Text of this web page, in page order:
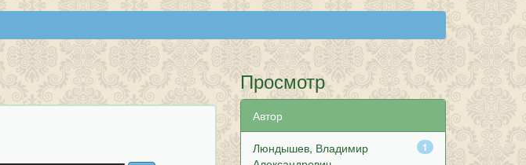
Просмотр
Автор
1
Люндышев, Владимир